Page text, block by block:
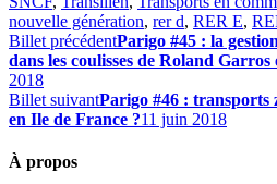
nouvelle génération, rer d, RER E,
Billet précédentParigo #45 : la
dans les coulisses de Roland
2018
Billet suivantParigo #46 : transports
en Ile de France ?11 juin 2018
À propos